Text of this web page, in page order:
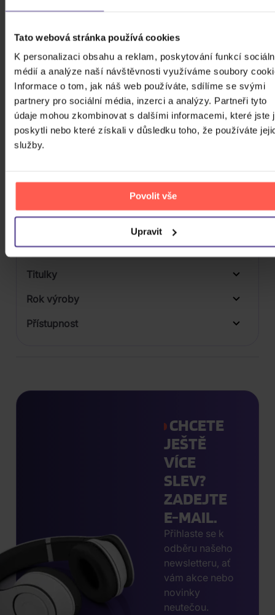
Tato webová stránka používá cookies
K personalizaci obsahu a reklam, poskytování funkcí
médií a analýze naší návštěvnosti využíváme soubory
Informace o tom, jak náš web používáte, sdílíme se svými
partnery pro sociální média, inzerci a analýzy. Partneři tyto
údaje mohou zkombinovat s dalšími informacemi, které jste
poskytli nebo které získali v důsledku toho, že používáte
služby.
Povolit vše
Upravit
Vinyl
Počet MC
Počet DVD
Počet BD
Počet vinyl
Počet KiT
LP
Zvuk
Titulky
Rok výroby
Přístupnost
CHCETE
JEŠTĚ
VÍCE
SLEV?
ZADEJTE
E-MAIL.
Přihlaste se k
odběru našeho
newsletteru, ať
vám akce nebo
novinky
neutečou.